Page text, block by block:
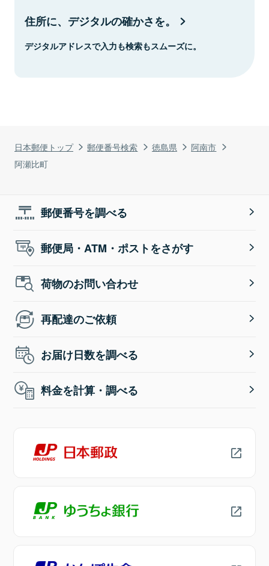
日本郵便トップ 郵便番号検索 徳島県
阿南市
阿瀬比町
住所に、デジタルの確かさを。
デジタルアドレスで入力も検索もスムーズに。
郵便番号を調べる
郵便局・ATM・ポストをさがす
荷物のお問い合わせ
再配達のご依頼
お届け日数を調べる
料金を計算・調べる